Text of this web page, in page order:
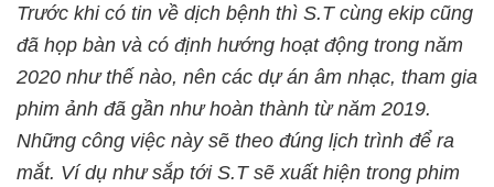
Trước khi có tin về dịch bệnh thì S.T cùng ekip cũng
đã họp bàn và có định hướng hoạt động trong năm
2020 như thế nào, nên các dự án âm nhạc, tham gia
phim ảnh đã gần như hoàn thành từ năm 2019.
Những công việc này sẽ theo đúng lịch trình để ra
mắt. Ví dụ như sắp tới S.T sẽ xuất hiện trong phim